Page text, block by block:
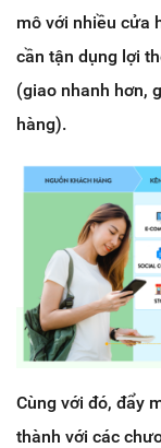
mô với nhiều cửa
cần tận dụng lợi
(giao nhanh hơn,
hàng).
Cùng với đó, đẩy
thành với các